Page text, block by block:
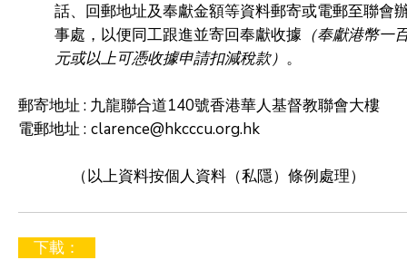
話、回郵地址及奉獻金額等資料郵寄或電郵至聯會
事處，以便同工跟進並寄回奉獻收據 （奉獻港幣一
元或以上可憑收據申請扣減稅款） 。
郵寄地址 : 九龍聯合道140號香港華人基督教聯會大樓
電郵地址 : clarence@hkcccu.org.hk
（以上資料按個人資料（私隱）條例處理）
下載：